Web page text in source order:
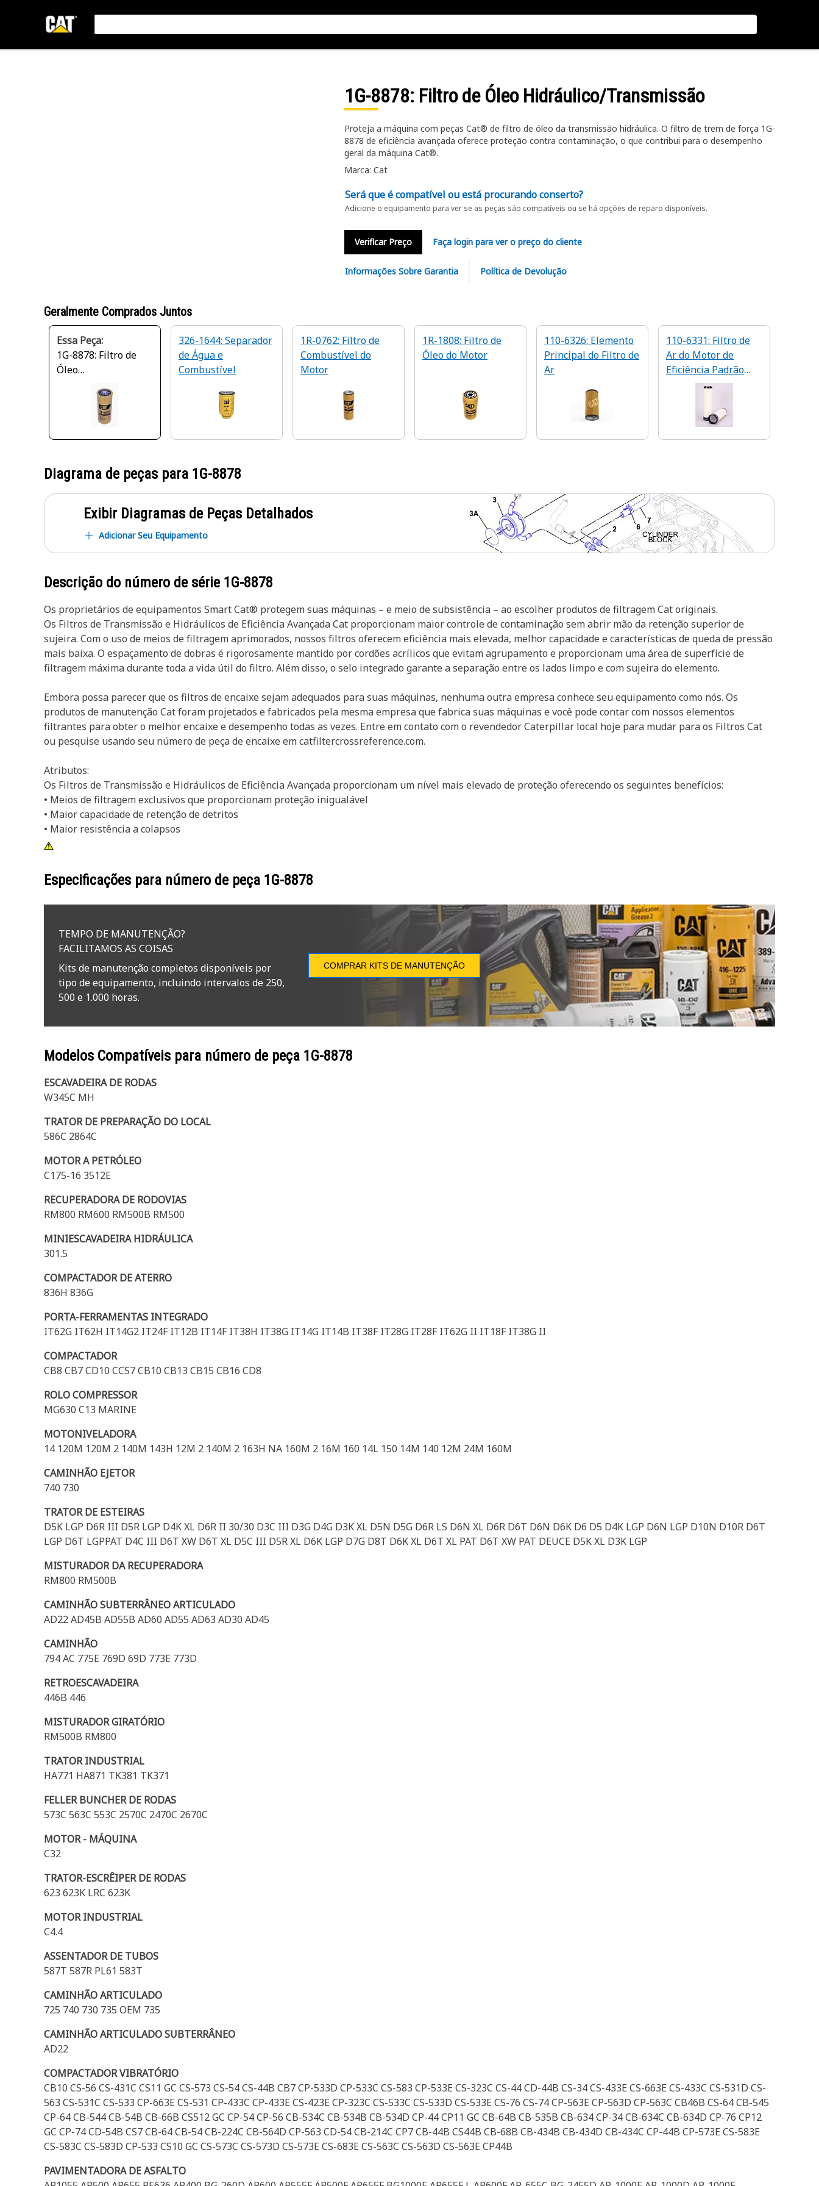
1G-8878: Filtro de Óleo Hidráulico/Transmissão
Proteja a máquina com peças Cat® de filtro de óleo da transmissão hidráulica. O filtro de trem de força 1G-
8878 de eficiência avançada oferece proteção contra contaminação, o que contribui para o desempenho
geral da máquina Cat®.
Marca: Cat
Será que é compatível ou está procurando conserto?
Adicione o equipamento para ver se as peças são compatíveis ou se há opções de reparo disponíveis.
Verificar Preço Faça login para ver o preço do cliente
Informações Sobre Garantia Política de Devolução
Geralmente Comprados Juntos
Essa Peça:
1G-8878: Filtro de
Óleo
326-1644: Separador
de Água e
Combustível
1R-0762: Filtro de
Combustível do
Motor
1R-1808: Filtro de
Óleo do Motor
110-6326: Elemento
Principal do Filtro de
Ar
110-6331: Filtro de
Ar do Motor de
Eficiência Padrão
Secundário
Diagrama de peças para 1G-8878
Exibir Diagramas de Peças Detalhados
Adicionar Seu Equipamento
Descrição do número de série 1G-8878
Os proprietários de equipamentos Smart Cat® protegem suas máquinas – e meio de subsistência – ao escolher produtos de filtragem Cat originais.
Os Filtros de Transmissão e Hidráulicos de Eficiência Avançada Cat proporcionam maior controle de contaminação sem abrir mão da retenção superior de
sujeira. Com o uso de meios de filtragem aprimorados, nossos filtros oferecem eficiência mais elevada, melhor capacidade e características de queda de pressão
mais baixa. O espaçamento de dobras é rigorosamente mantido por cordões acrílicos que evitam agrupamento e proporcionam uma área de superfície de
filtragem máxima durante toda a vida útil do filtro. Além disso, o selo integrado garante a separação entre os lados limpo e com sujeira do elemento.
Embora possa parecer que os filtros de encaixe sejam adequados para suas máquinas, nenhuma outra empresa conhece seu equipamento como nós. Os
produtos de manutenção Cat foram projetados e fabricados pela mesma empresa que fabrica suas máquinas e você pode contar com nossos elementos
filtrantes para obter o melhor encaixe e desempenho todas as vezes. Entre em contato com o revendedor Caterpillar local hoje para mudar para os Filtros Cat
ou pesquise usando seu número de peça de encaixe em catfiltercrossreference.com.
Atributos:
Os Filtros de Transmissão e Hidráulicos de Eficiência Avançada proporcionam um nível mais elevado de proteção oferecendo os seguintes benefícios:
• Meios de filtragem exclusivos que proporcionam proteção inigualável
• Maior capacidade de retenção de detritos
• Maior resistência a colapsos
Especificações para número de peça 1G-8878
TEMPO DE MANUTENÇÃO?
FACILITAMOS AS COISAS
Kits de manutenção completos disponíveis por
tipo de equipamento, incluindo intervalos de 250,
500 e 1.000 horas.
COMPRAR KITS DE MANUTENÇÃO
Modelos Compatíveis para número de peça 1G-8878
ESCAVADEIRA DE RODAS
W345C MH
TRATOR DE PREPARAÇÃO DO LOCAL
586C 2864C
MOTOR A PETRÓLEO
C175-16 3512E
RECUPERADORA DE RODOVIAS
RM800 RM600 RM500B RM500
MINIESCAVADEIRA HIDRÁULICA
301.5
COMPACTADOR DE ATERRO
836H 836G
PORTA-FERRAMENTAS INTEGRADO
IT62G IT62H IT14G2 IT24F IT12B IT14F IT38H IT38G IT14G IT14B IT38F IT28G IT28F IT62G II IT18F IT38G II
COMPACTADOR
CB8 CB7 CD10 CCS7 CB10 CB13 CB15 CB16 CD8
ROLO COMPRESSOR
MG630 C13 MARINE
MOTONIVELADORA
14 120M 120M 2 140M 143H 12M 2 140M 2 163H NA 160M 2 16M 160 14L 150 14M 140 12M 24M 160M
CAMINHÃO EJETOR
740 730
TRATOR DE ESTEIRAS
D5K LGP D6R III D5R LGP D4K XL D6R II 30/30 D3C III D3G D4G D3K XL D5N D5G D6R LS D6N XL D6R D6T D6N D6K D6 D5 D4K LGP D6N LGP D10N D10R D6T
LGP D6T LGPPAT D4C III D6T XW D6T XL D5C III D5R XL D6K LGP D7G D8T D6K XL D6T XL PAT D6T XW PAT DEUCE D5K XL D3K LGP
MISTURADOR DA RECUPERADORA
RM800 RM500B
CAMINHÃO SUBTERRÂNEO ARTICULADO
AD22 AD45B AD55B AD60 AD55 AD63 AD30 AD45
CAMINHÃO
794 AC 775E 769D 69D 773E 773D
RETROESCAVADEIRA
446B 446
MISTURADOR GIRATÓRIO
RM500B RM800
TRATOR INDUSTRIAL
HA771 HA871 TK381 TK371
FELLER BUNCHER DE RODAS
573C 563C 553C 2570C 2470C 2670C
MOTOR - MÁQUINA
C32
TRATOR-ESCRÊIPER DE RODAS
623 623K LRC 623K
MOTOR INDUSTRIAL
C4.4
ASSENTADOR DE TUBOS
587T 587R PL61 583T
CAMINHÃO ARTICULADO
725 740 730 735 OEM 735
CAMINHÃO ARTICULADO SUBTERRÂNEO
AD22
COMPACTADOR VIBRATÓRIO
CB10 CS-56 CS-431C CS11 GC CS-573 CS-54 CS-44B CB7 CP-533D CP-533C CS-583 CP-533E CS-323C CS-44 CD-44B CS-34 CS-433E CS-663E CS-433C CS-531D CS-
563 CS-531C CS-533 CP-663E CS-531 CP-433C CP-433E CS-423E CP-323C CS-533C CS-533D CS-533E CS-76 CS-74 CP-563E CP-563D CP-563C CB46B CS-64 CB-545
CP-64 CB-544 CB-54B CB-66B CS512 GC CP-54 CP-56 CB-534C CB-534B CB-534D CP-44 CP11 GC CB-64B CB-535B CB-634 CP-34 CB-634C CB-634D CP-76 CP12
GC CP-74 CD-54B CS7 CB-64 CB-54 CB-224C CB-564D CP-563 CD-54 CB-214C CP7 CB-44B CS44B CB-68B CB-434B CB-434D CB-434C CP-44B CP-573E CS-583E
CS-583C CS-583D CP-533 CS10 GC CS-573C CS-573D CS-573E CS-683E CS-563C CS-563D CS-563E CP44B
PAVIMENTADORA DE ASFALTO